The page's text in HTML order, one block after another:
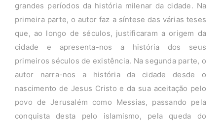
grandes períodos da história milenar da cidade. Na
primeira parte, o autor faz a síntese das várias teses
que, ao longo de séculos, justificaram a origem da
cidade e apresenta-nos a história dos seus
primeiros séculos de existência. Na segunda parte, o
autor narra-nos a história da cidade desde o
nascimento de Jesus Cristo e da sua aceitação pelo
povo de Jerusalém como Messias, passando pela
conquista desta pelo islamismo, pela queda do